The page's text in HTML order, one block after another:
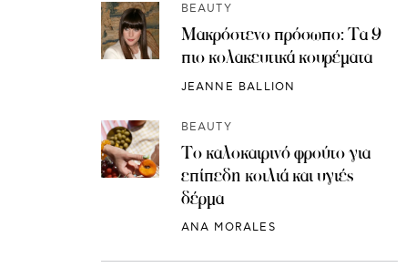
BEAUTY
Μακρόστενο πρόσωπο: Τα 9
πιο κολακευτικά κουρέματα
JEANNE BALLION
BEAUTY
Το καλοκαιρινό φρούτο για
επίπεδη κοιλιά και υγιές
δέρμα
ANA MORALES